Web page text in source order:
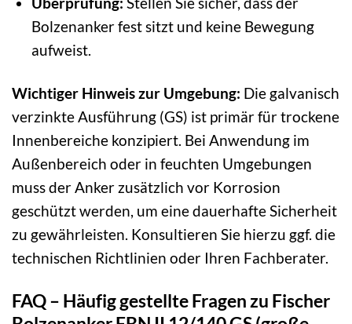
Bolzenanker fest sitzt und keine Bewegung
aufweist.
Wichtiger Hinweis zur Umgebung: Die galvanisch
verzinkte Ausführung (GS) ist primär für trockene
Innenbereiche konzipiert. Bei Anwendung im
Außenbereich oder in feuchten Umgebungen
muss der Anker zusätzlich vor Korrosion
geschützt werden, um eine dauerhafte Sicherheit
zu gewährleisten. Konsultieren Sie hierzu ggf. die
technischen Richtlinien oder Ihren Fachberater.
FAQ – Häufig gestellte Fragen zu Fischer